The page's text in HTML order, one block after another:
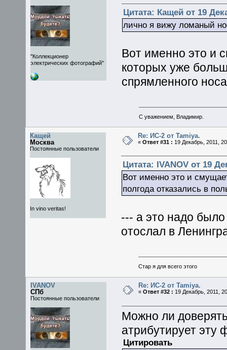
"Коллекционер
электрических фотографий"
Цитата: Кащей от 19
лично я вижу ломаный
Вот именно это и
которых уже
спрямленного
С уважением, Владимир.
Кащей
Москва
Постоянные пользователи
In vino veritas!
Re: ИС-2 от Tamiya.
« Ответ #31 : 19 Декабрь, 2011,
Цитата: IVANOV от 19
Вот именно это и
полгода отказались в
--- а это надо
отослал в
Стар я для всего этого
IVANOV
СПб
Постоянные пользователи
Re: ИС-2 от Tamiya.
« Ответ #32 : 19 Декабрь, 2011,
Можно ли
атрибутирует эту
Цитировать